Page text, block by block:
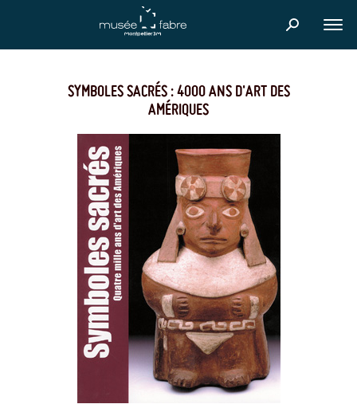
SYMBOLES SACRÉS : 4000 ANS D'ART DES
AMÉRIQUES